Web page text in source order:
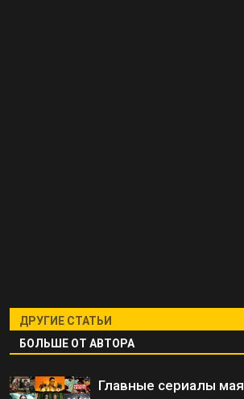
ДРУГИЕ СТАТЬИ
БОЛЬШЕ ОТ АВТОРА
Главные сериалы мая